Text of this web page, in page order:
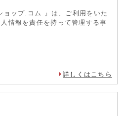
ョップ.コム 』は、ご利用をいた
情報を責任を持って管理する事
詳しくはこちら